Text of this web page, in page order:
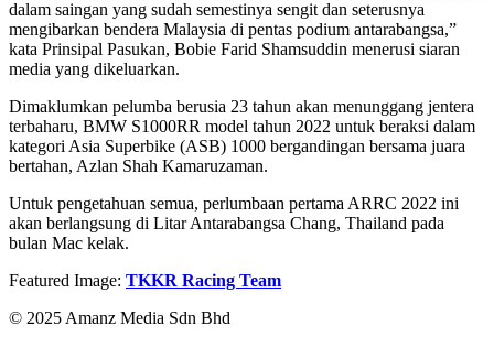
dalam saingan yang sudah semestinya sengit dan seterusnya
mengibarkan bendera Malaysia di pentas podium antarabangsa,”
kata Prinsipal Pasukan, Bobie Farid Shamsuddin menerusi siaran
media yang dikeluarkan.
Dimaklumkan pelumba berusia 23 tahun akan menunggang jentera
terbaharu, BMW S1000RR model tahun 2022 untuk beraksi dalam
kategori Asia Superbike (ASB) 1000 bergandingan bersama juara
bertahan, Azlan Shah Kamaruzaman.
Untuk pengetahuan semua, perlumbaan pertama ARRC 2022 ini
akan berlangsung di Litar Antarabangsa Chang, Thailand pada
bulan Mac kelak.
Featured Image: TKKR Racing Team
© 2025 Amanz Media Sdn Bhd